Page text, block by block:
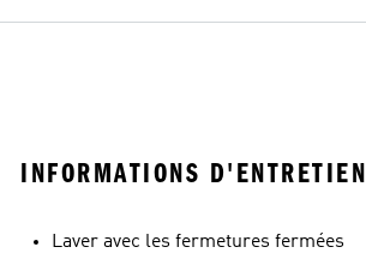
INFORMATIONS D'ENTRETIEN
Laver avec les fermetures fermées